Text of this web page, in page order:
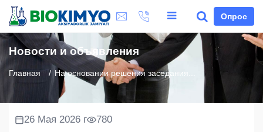
Опрос
Новости и объявления
Главная На основании решения заседания...
26 Мая 2026 г 780